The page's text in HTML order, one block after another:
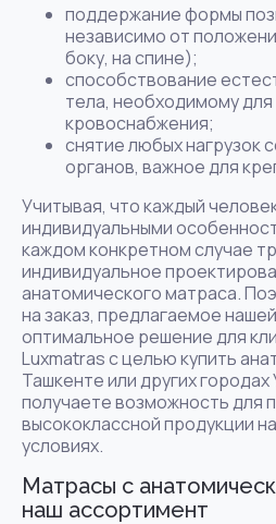
поддержание формы
независимо от
боку, на спине);
способствование
тела, необходимому
кровоснабжения;
снятие любых нагрузок
органов, важное для
Учитывая, что каждый
индивидуальными
каждом конкретном случае
индивидуальное
анатомического матраса.
на заказ, предлагаемое
оптимальное решение для
Luxmatras с целью купить
Ташкенте или других городах
получаете возможность для
высококлассной продукции
условиях.
Матрасы с
наш ассортимент